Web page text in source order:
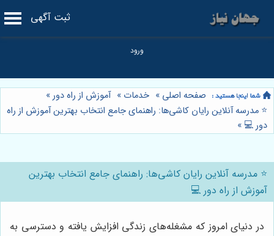
ثبت آگهی
صفحه اصلی » خدمات » آموزش از راه دور»
⭐️ مدرسه آنلاین رایان کاشی‌ها: راهنمای جامع انتخاب بهترین آموزش از راه
دور 💻 »
⭐️ مدرسه آنلاین رایان کاشی‌ها: راهنمای جامع انتخاب بهترین
آموزش از راه دور 💻
در دنیای امروز که مشغله‌های زندگی افزایش یافته و دسترسی به